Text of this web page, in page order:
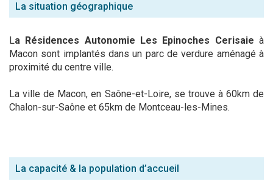
La situation géographique
La Résidences Autonomie Les Epinoches Cerisaie à
Macon sont implantés dans un parc de verdure aménagé à
proximité du centre ville.
La ville de Macon, en Saône-et-Loire, se trouve à 60km de
Chalon-sur-Saône et 65km de Montceau-les-Mines.
La capacité & la population d’accueil